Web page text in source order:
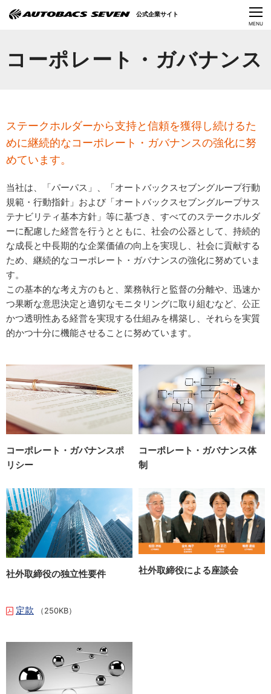
CLOSE
MENU
コーポレート・ガバナンス
ステークホルダーから支持と信頼を獲得し続けるた
めに継続的なコーポレート・ガバナンスの強化に努
めています。
当社は、「パーパス」、「オートバックスセブングループ行動
規範・行動指針」および「オートバックスセブングループサス
テナビリティ基本方針」等に基づき、すべてのステークホルダ
ーに配慮した経営を行うとともに、社会の公器として、持続的
な成長と中長期的な企業価値の向上を実現し、社会に貢献する
ため、継続的なコーポレート・ガバナンスの強化に努めていま
す。
この基本的な考え方のもと、業務執行と監督の分離や、迅速か
つ果断な意思決定と適切なモニタリングに取り組むなど、公正
かつ透明性ある経営を実現する仕組みを構築し、それらを実質
的かつ十分に機能させることに努めています。
コーポレート・ガバナンスポ
リシー
社外取締役の独立性要件
定款 （250KB）
コーポレート・ガバナンス体
制
社外取締役による座談会
公式企業サイト
サステナビリティ
ニュース
採用情報
Language